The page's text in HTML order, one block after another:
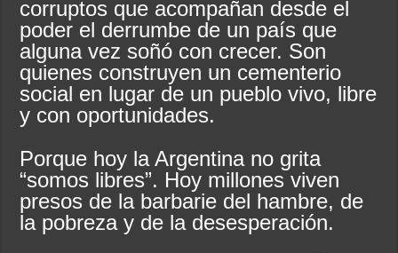
corruptos que acompañan desde el
poder el derrumbe de un país que
alguna vez soñó con crecer. Son
quienes construyen un cementerio
social en lugar de un pueblo vivo, libre
y con oportunidades.
Porque hoy la Argentina no grita
“somos libres”. Hoy millones viven
presos de la barbarie del hambre, de
la pobreza y de la desesperación.